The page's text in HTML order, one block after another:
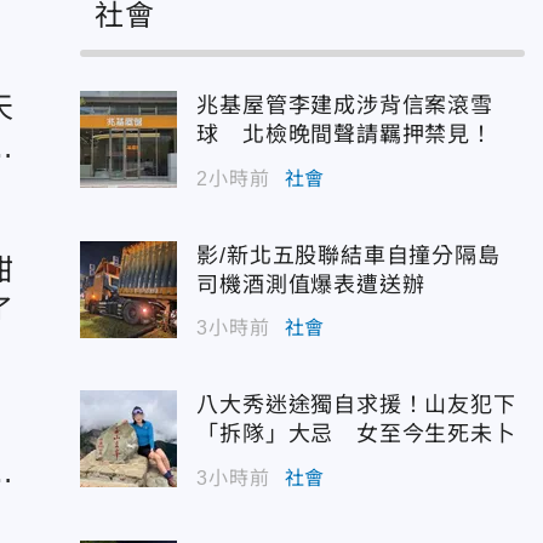
社會
兆基屋管李建成涉背信案滾雪
球 北檢晚間聲請羈押禁見！
2小時前 社會
影/新北五股聯結車自撞分隔島
司機酒測值爆表遭送辦
3小時前 社會
八大秀迷途獨自求援！山友犯下
「拆隊」大忌 女至今生死未卜
3小時前 社會